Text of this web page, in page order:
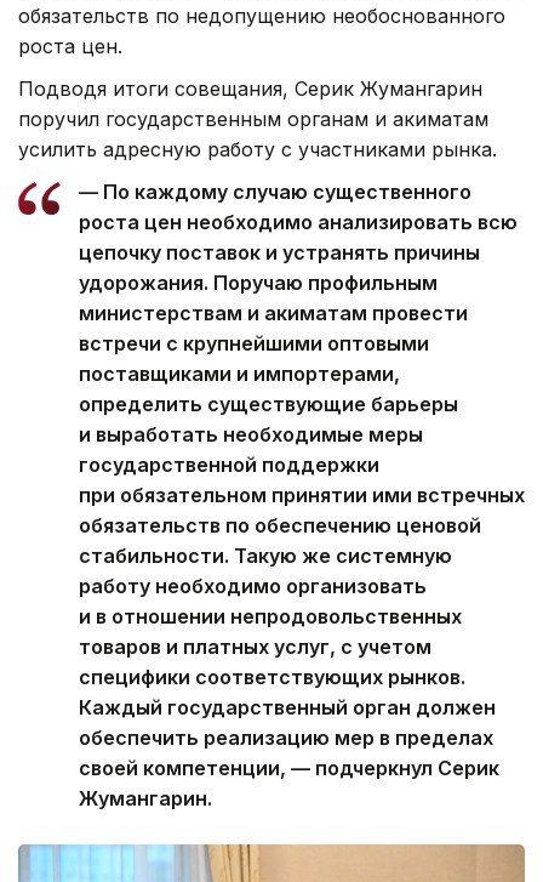
обязательств по недопущению необоснованного
роста цен.
Подводя итоги совещания, Серик Жумангарин
поручил государственным органам и акиматам
усилить адресную работу с участниками рынка.
— По каждому случаю существенного
роста цен необходимо анализировать всю
цепочку поставок и устранять причины
удорожания. Поручаю профильным
министерствам и акиматам провести
встречи с крупнейшими оптовыми
поставщиками и импортерами,
определить существующие барьеры
и выработать необходимые меры
государственной поддержки
при обязательном принятии ими встречных
обязательств по обеспечению ценовой
стабильности. Такую же системную
работу необходимо организовать
и в отношении непродовольственных
товаров и платных услуг, с учетом
специфики соответствующих рынков.
Каждый государственный орган должен
обеспечить реализацию мер в пределах
своей компетенции, — подчеркнул Серик
Жумангарин.